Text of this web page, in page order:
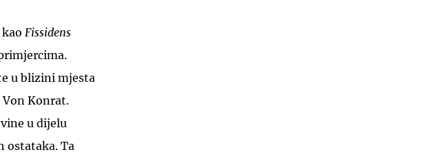
Fissidens
u blizini mjesta
Konrat.
u dijelu
ostataka. Ta